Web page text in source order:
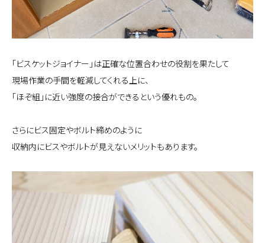
「ビスケットジョイナー」は正確な位置合わせの役割を果たして
現場作業の手間を軽減してくれる上に、
「ほぞ組」に近い強度の接合ができるという優れもの。
さらにビス固定やボルト締めのように
収納内にビスやボルトが見えないメリットもあります。